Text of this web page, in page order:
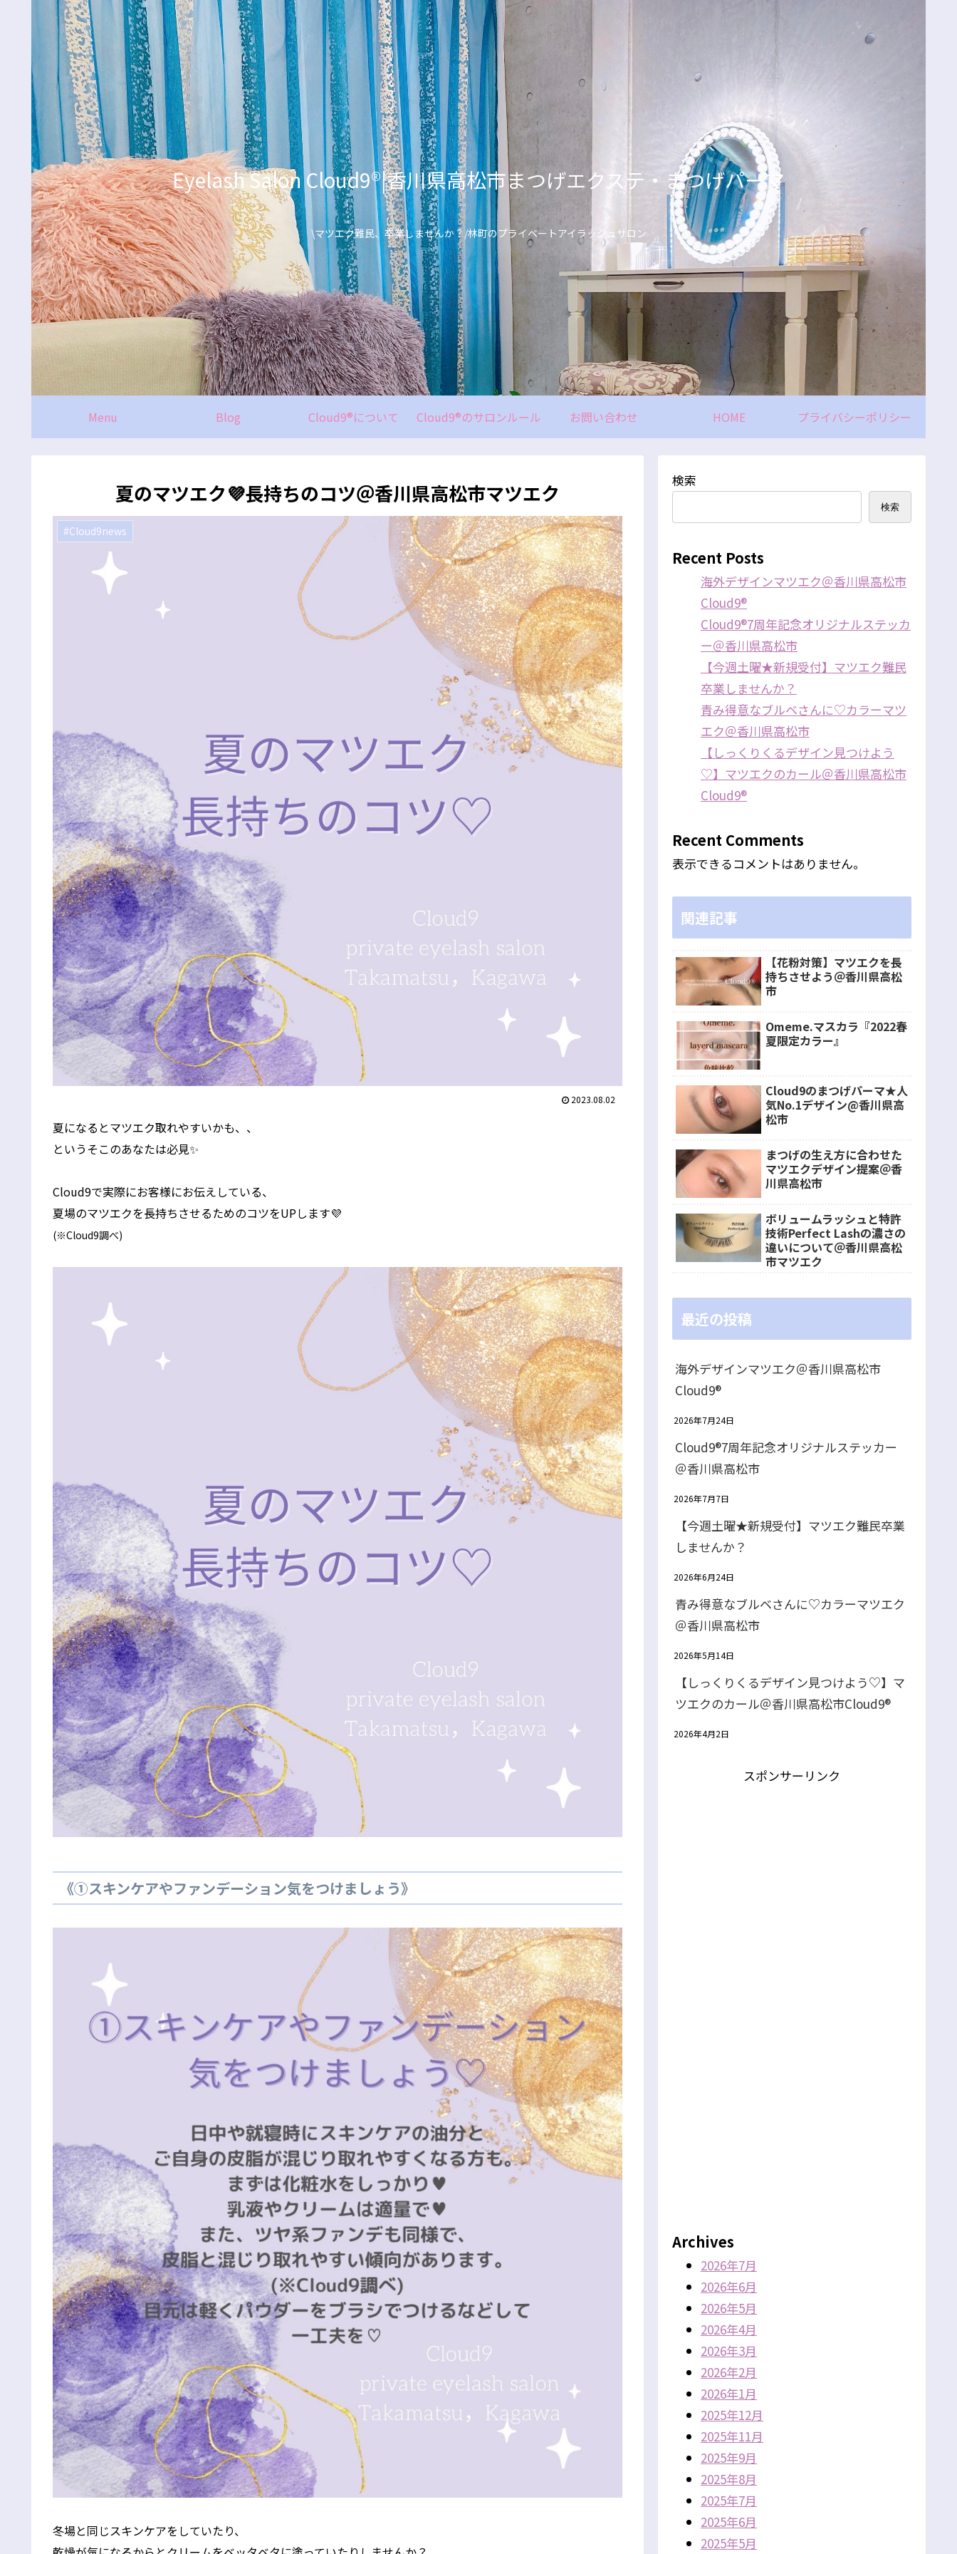
Eyelash Salon Cloud9®︎|香川県高松市まつげエクステ・まつげパーマ
\マツエク難民、卒業しませんか？/林町のプライベートアイラッシュサロン
Menu Blog Cloud9®について Cloud9®のサロンルール お問い合わせ HOME プライバシーポリシー
夏のマツエク💜長持ちのコツ＠香川県高松市マツエク
#Cloud9news
2023.08.02
夏になるとマツエク取れやすいかも、、
というそこのあなたは必見✨
Cloud9で実際にお客様にお伝えしている、
夏場のマツエクを長持ちさせるためのコツをUPします💜
(※Cloud9調べ)
《①スキンケアやファンデーション気をつけましょう》
冬場と同じスキンケアをしていたり、
検索
検索
Recent Posts
海外デザインマツエク＠香川県高松市
Cloud9®
Cloud9®7周年記念オリジナルステッカ
ー＠香川県高松市
【今週土曜★新規受付】マツエク難民
卒業しませんか？
青み得意なブルベさんに♡カラーマツ
エク＠香川県高松市
【しっくりくるデザイン見つけよう
♡】マツエクのカール＠香川県高松市
Cloud9®
Recent Comments
表示できるコメントはありません。
関連記事
【花粉対策】マツエクを長
持ちさせよう＠香川県高松
市
Omeme.マスカラ『2022春
夏限定カラー』
Cloud9のまつげパーマ★人
気No.1デザイン@香川県高
松市
まつげの生え方に合わせた
マツエクデザイン提案＠香
川県高松市
ボリュームラッシュと特許
技術Perfect Lashの濃さの
違いについて＠香川県高松
市マツエク
最近の投稿
海外デザインマツエク＠香川県高松市
Cloud9®
2026年7月24日
Cloud9®7周年記念オリジナルステッカー
＠香川県高松市
2026年7月7日
【今週土曜★新規受付】マツエク難民卒業
しませんか？
2026年6月24日
青み得意なブルベさんに♡カラーマツエク
＠香川県高松市
2026年5月14日
【しっくりくるデザイン見つけよう♡】マ
ツエクのカール＠香川県高松市Cloud9®
2026年4月2日
スポンサーリンク
Archives
2026年7月
2026年6月
2026年5月
2026年4月
2026年3月
2026年2月
2026年1月
2025年12月
2025年11月
2025年9月
2025年8月
2025年7月
2025年6月
2025年5月